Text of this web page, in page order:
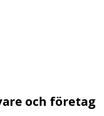
och företag